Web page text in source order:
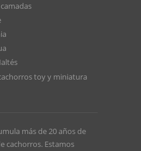
toy y miniatura
más de 20 años de
cachorros. Estamos